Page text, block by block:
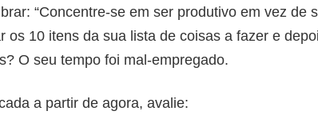
“Concentre-se em ser produtivo em vez de
os 10 itens da sua lista de coisas a fazer e
O seu tempo foi mal-empregado.
a partir de agora, avalie: